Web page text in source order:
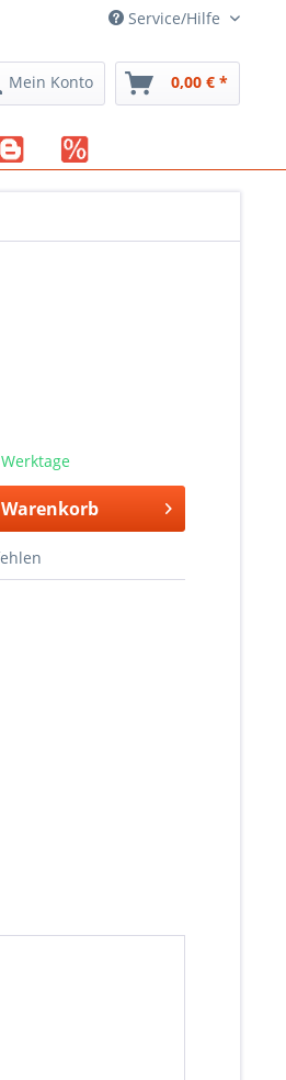
Service/Hilfe
Mein Konto 0,00 € *
Warenkorb